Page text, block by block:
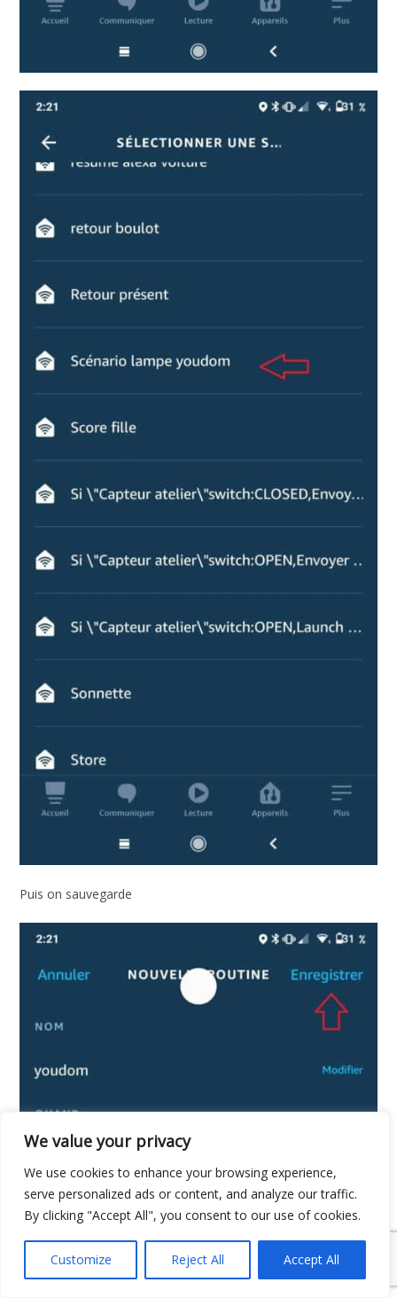
We value your privacy
We use cookies to enhance your browsing experience,
serve personalized ads or content, and analyze our traffic.
By clicking "Accept All", you consent to our use of cookies.
Customize Reject All Accept All
Puis on sauvegarde